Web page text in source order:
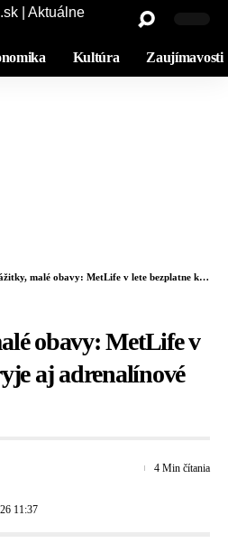
Kultúra Zaujímavosti
malé obavy: MetLife v lete bezplatne kryje aj adrenalínové športy
obavy: MetLife v
aj adrenalínové
11:37
4 Min čítania